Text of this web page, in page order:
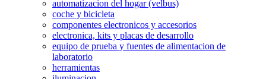
automatizacion del hogar (velbus)
coche y bicicleta
componentes electronicos y accesorios
electronica, kits y placas de desarrollo
equipo de prueba y fuentes de alimentacion de
laboratorio
herramientas